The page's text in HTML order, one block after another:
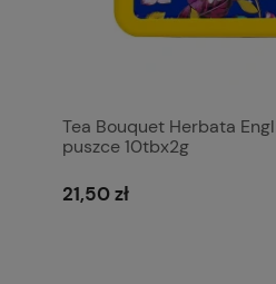
Tea Bouquet Herbata
puszce 10tbx2g
21,50 zł